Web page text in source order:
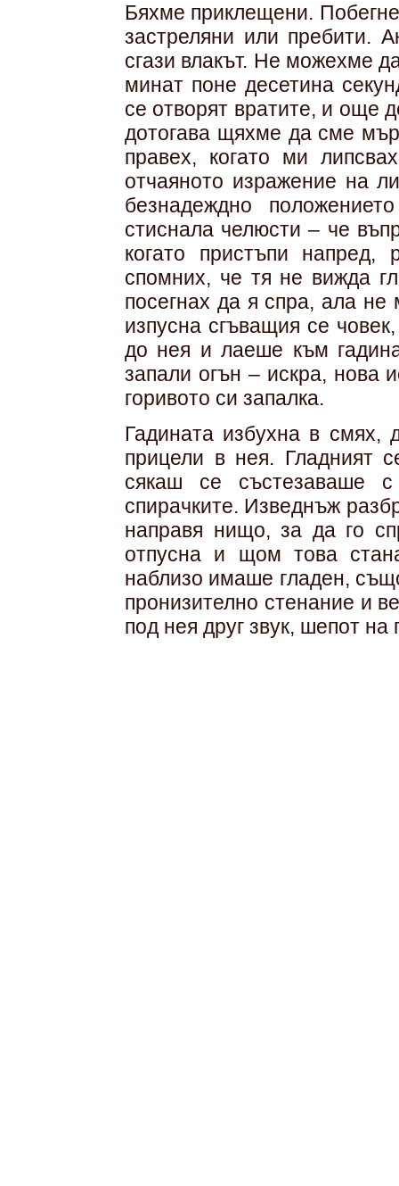
Бяхме приклещени.
застреляни или пребити.
сгази влакът. Не можехме
минат поне десетина
се отворят вратите, и още
дотогава щяхме да сме
правех, когато ми
отчаяното изражение на
безнадеждно
стиснала челюсти – че
когато пристъпи
спомних, че тя не вижда
посегнах да я спра, ала
изпусна сгъващия се
до нея и лаеше към
запали огън – искра, нова
горивото си запалка.
Гадината избухна в смях,
прицели в нея. Гладният
сякаш се състезаваше
спирачките. Изведнъж
направя нищо, за да го
отпусна и щом това
наблизо имаше гладен,
пронизително стенание и
под нея друг звук, шепот